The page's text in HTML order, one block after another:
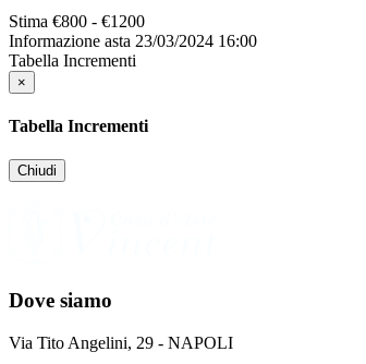
Stima €800 - €1200
Informazione asta 23/03/2024 16:00
Tabella Incrementi
×
Tabella Incrementi
Chiudi
Dove siamo
Via Tito Angelini, 29 - NAPOLI